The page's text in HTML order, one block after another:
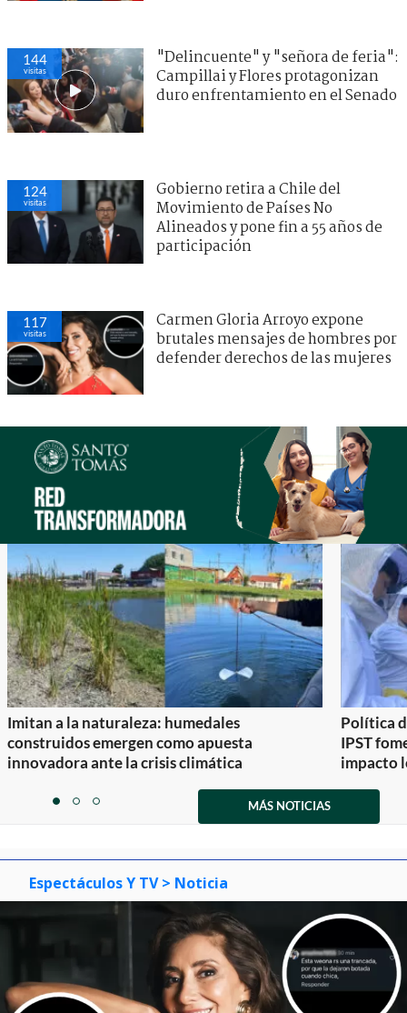
144
visitas
"Delincuente" y "señora de feria":
Campillai y Flores protagonizan
duro enfrentamiento en el Senado
124
visitas
Gobierno retira a Chile del
Movimiento de Países No
Alineados y pone fin a 55 años de
participación
117
visitas
Carmen Gloria Arroyo expone
brutales mensajes de hombres por
defender derechos de las mujeres
Imitan a la naturaleza: humedales
construidos emergen como apuesta
innovadora ante la crisis climática
Política
IPST
impacto
itemitemitem
MÁS NOTICIAS
Espectáculos Y TV > Noticia